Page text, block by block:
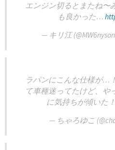
エンジン切るとまたね〜
も良かった…
— キリ江
ラパンにこんな仕様が…
て車種迷ってたけど、や
に気持ちが傾いた！
— ちゃろゆこ